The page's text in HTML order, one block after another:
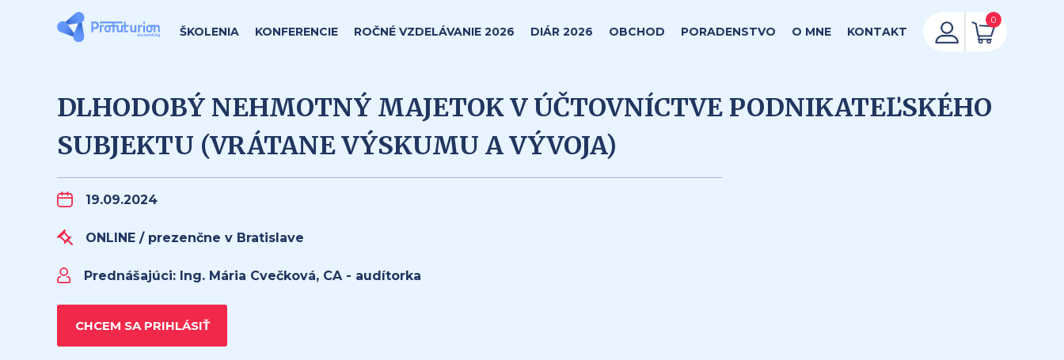
ŠKOLENIA KONFERENCIE ROČNÉ VZDELÁVANIE 2026 DIÁR 2026 OBCHOD PORADENSTVO O MNE KONTAKT
0
DLHODOBÝ NEHMOTNÝ MAJETOK V ÚČTOVNÍCTVE PODNIKATEĽSKÉHO
SUBJEKTU (VRÁTANE VÝSKUMU A VÝVOJA)
19.09.2024
ONLINE / prezenčne v Bratislave
Prednášajúci: Ing. Mária Cvečková, CA - audítorka
CHCEM SA PRIHLÁSIŤ